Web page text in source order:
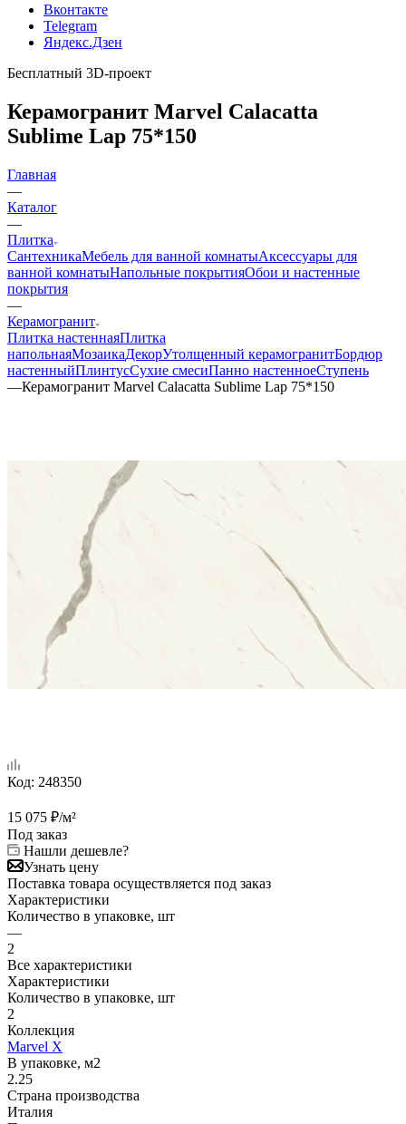
Вконтакте
Telegram
Яндекс.Дзен
Бесплатный 3D-проект
Керамогранит Marvel Calacatta
Sublime Lap 75*150
Главная
—
Каталог
—
Плитка
СантехникаМебель для ванной комнатыАксессуары для
ванной комнатыНапольные покрытияОбои и настенные
покрытия
—
Керамогранит
Плитка настеннаяПлитка
напольнаяМозаикаДекорУтолщенный керамогранитБордюр
настенныйПлинтусСухие смесиПанно настенноеСтупень
—Керамогранит Marvel Calacatta Sublime Lap 75*150
Код: 248350
15 075 ₽/м²
Под заказ
Нашли дешевле?
Узнать цену
Поставка товара осуществляется под заказ
Характеристики
Количество в упаковке, шт
—
2
Все характеристики
Характеристики
Количество в упаковке, шт
2
Коллекция
Marvel X
В упаковке, м2
2.25
Страна производства
Италия